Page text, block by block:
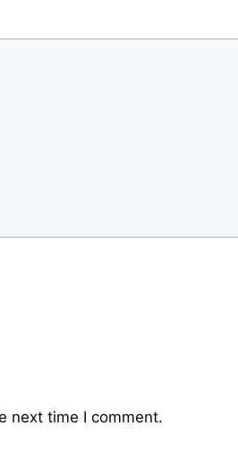
next time I comment.